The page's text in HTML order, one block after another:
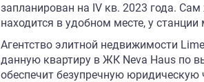
запланирован на IV кв. 2023 года.
находится в удобном месте, у
Агентство элитной недвижимости
данную квартиру в ЖК Neva Haus по
обеспечит безупречную юридическую